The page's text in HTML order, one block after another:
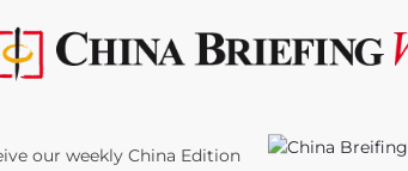
nella gestione di
our weekly China Edition